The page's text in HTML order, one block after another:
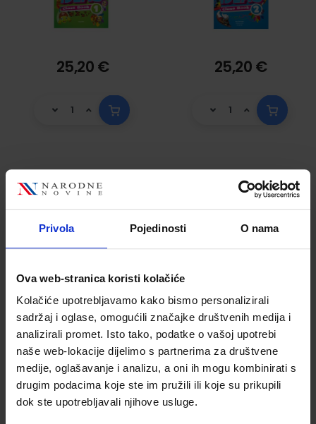
Privola Pojedinosti O nama
Ova web-stranica koristi kolačiće
Kolačiće upotrebljavamo kako bismo personalizirali
sadržaj i oglase, omogućili značajke društvenih medija i
analizirali promet. Isto tako, podatke o vašoj upotrebi
naše web-lokacije dijelimo s partnerima za društvene
medije, oglašavanje i analizu, a oni ih mogu kombinirati s
drugim podacima koje ste im pružili ili koje su prikupili
dok ste upotrebljavali njihove usluge.
25,20 € 25,20 €
Bright Ideas Level
5 Pack (Class
Book and app)
Bringing
Literature into
The Classroom